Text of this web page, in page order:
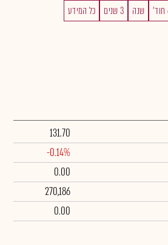
שנה 3 שנים כל המידע
131.70
-0.14%
0.00
270,186
0.00